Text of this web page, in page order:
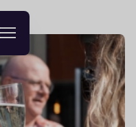
Wissel
menu